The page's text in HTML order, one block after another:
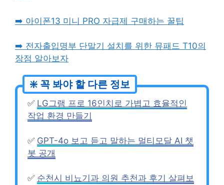
➡️ 아이폰13 미니 PRO 자급제 구매하는 꿀팁
➡️ 전자출입명부 단말기 설치를 위한 뮤패드 T10의
장점 알아보자
✅ LG그램 프로 16인치로 가볍고 효율적인
작업 환경 만들기
✅ GPT-4o 보고 듣고 말하는 멀티모달 AI 챗
봇 공개
✅ 순천시 비뇨기과 의원 추천과 후기 살펴보